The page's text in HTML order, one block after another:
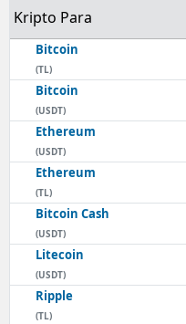
Kripto Para
Bitcoin
(TL)
Bitcoin
(USDT)
Ethereum
(USDT)
Ethereum
(TL)
Bitcoin Cash
(USDT)
Litecoin
(USDT)
Ripple
(TL)